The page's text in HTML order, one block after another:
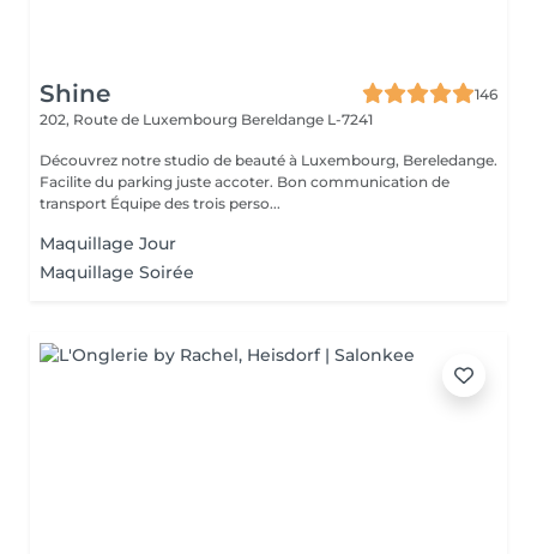
Shine
146
202, Route de Luxembourg Bereldange L-7241
Découvrez notre studio de beauté à Luxembourg, Bereledange.
Facilite du parking juste accoter. Bon communication de
transport Équipe des trois perso...
Maquillage Jour
Maquillage Soirée